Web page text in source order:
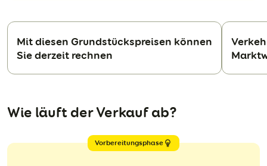
Mit diesen Grundstückspreisen können
Sie derzeit rechnen
Wie läuft der Verkauf ab?
Vorbereitungsphase